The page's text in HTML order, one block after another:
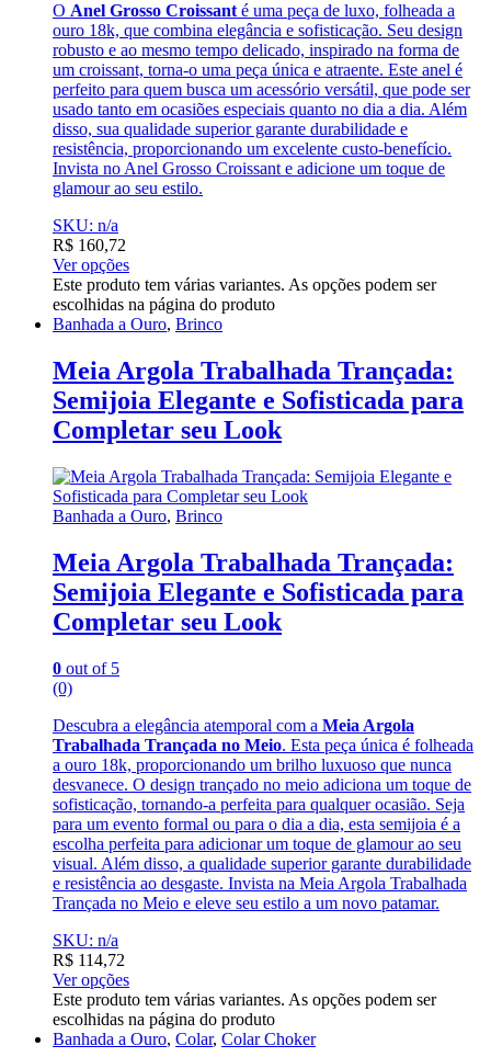
O Anel Grosso Croissant é uma peça de luxo, folheada a
ouro 18k, que combina elegância e sofisticação. Seu design
robusto e ao mesmo tempo delicado, inspirado na forma de
um croissant, torna-o uma peça única e atraente. Este anel é
perfeito para quem busca um acessório versátil, que pode ser
usado tanto em ocasiões especiais quanto no dia a dia. Além
disso, sua qualidade superior garante durabilidade e
resistência, proporcionando um excelente custo-benefício.
Invista no Anel Grosso Croissant e adicione um toque de
glamour ao seu estilo.
SKU: n/a
R$ 160,72
Ver opções
Este produto tem várias variantes. As opções podem ser
escolhidas na página do produto
Banhada a Ouro, Brinco
Meia Argola Trabalhada Trançada:
Semijoia Elegante e Sofisticada para
Completar seu Look
Banhada a Ouro, Brinco
Meia Argola Trabalhada Trançada:
Semijoia Elegante e Sofisticada para
Completar seu Look
0 out of 5
(0)
Descubra a elegância atemporal com a Meia Argola
Trabalhada Trançada no Meio. Esta peça única é folheada
a ouro 18k, proporcionando um brilho luxuoso que nunca
desvanece. O design trançado no meio adiciona um toque de
sofisticação, tornando-a perfeita para qualquer ocasião. Seja
para um evento formal ou para o dia a dia, esta semijoia é a
escolha perfeita para adicionar um toque de glamour ao seu
visual. Além disso, a qualidade superior garante durabilidade
e resistência ao desgaste. Invista na Meia Argola Trabalhada
Trançada no Meio e eleve seu estilo a um novo patamar.
SKU: n/a
R$ 114,72
Ver opções
Este produto tem várias variantes. As opções podem ser
escolhidas na página do produto
Banhada a Ouro, Colar, Colar Choker